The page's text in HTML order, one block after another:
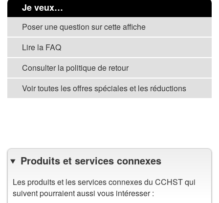
Je veux…
Poser une question sur cette affiche
Lire la FAQ
Consulter la politique de retour
Voir toutes les offres spéciales et les réductions
Produits et services connexes
Les produits et les services connexes du CCHST qui
suivent pourraient aussi vous intéresser :